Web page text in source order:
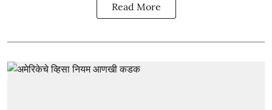
Read More